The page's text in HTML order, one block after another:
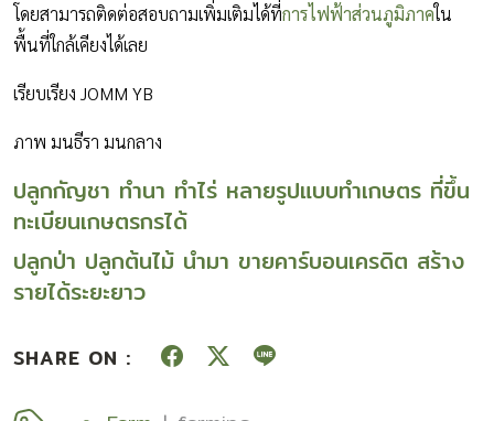
โดยสามารถติดต่อสอบถามเพิ่มเติมได้ที่การไฟฟ้าส่วนภูมิภาคใน
พื้นที่ใกล้เคียงได้เลย
เรียบเรียง JOMM YB
ภาพ มนธีรา มนกลาง
ปลูกกัญชา ทำนา ทำไร่ หลายรูปแบบทำเกษตร ที่ขึ้น
ทะเบียนเกษตรกรได้
ปลูกป่า ปลูกต้นไม้ นำมา ขายคาร์บอนเครดิต สร้าง
รายได้ระยะยาว
SHARE ON :